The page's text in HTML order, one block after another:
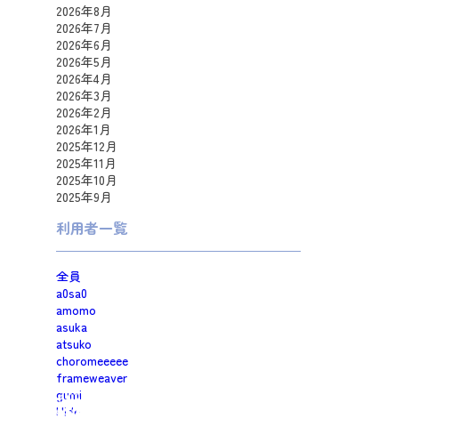
2026年8月
2026年7月
2026年6月
2026年5月
2026年4月
2026年3月
2026年2月
2026年1月
2025年12月
2025年11月
2025年10月
2025年9月
利用者一覧
全員
a0sa0
amomo
asuka
atsuko
choromeeeee
frameweaver
gumi
Hide